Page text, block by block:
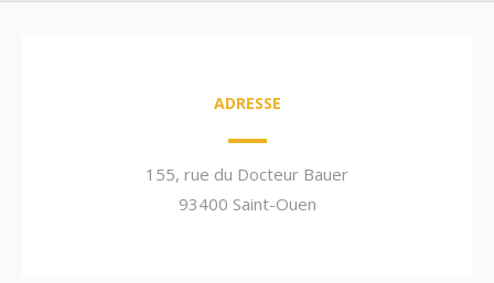
ADRESSE
155, rue du Docteur Bauer
93400 Saint-Ouen